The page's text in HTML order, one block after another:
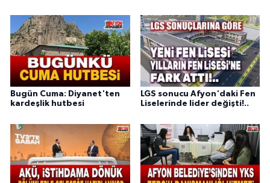
Bugün Cuma: Diyanet'ten
kardeşlik hutbesi
LGS sonucu Afyon'daki Fen
Liselerinde lider değişti!..